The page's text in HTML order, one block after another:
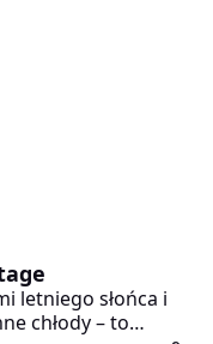
letniego słońca i
chłody – to